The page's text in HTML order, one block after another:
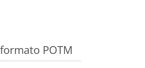
POTM